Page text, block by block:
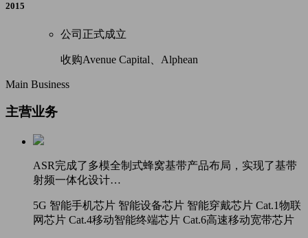
2015
公司正式成立
收购Avenue Capital、Alphean
Main Business
主营业务
ASR完成了多模全制式蜂窝基带产品布局，实现了基带
射频一体化设计…
5G 智能手机芯片 智能设备芯片 智能穿戴芯片 Cat.1物联
网芯片 Cat.4移动智能终端芯片 Cat.6高速移动宽带芯片